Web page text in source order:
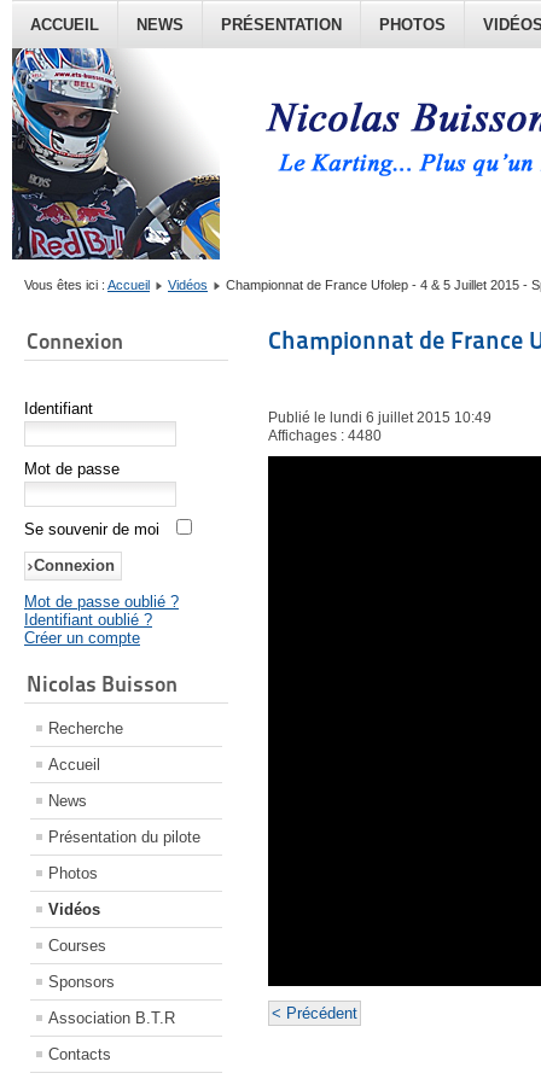
ACCUEIL NEWS PRÉSENTATION PHOTOS
Vous êtes ici : Accueil Vidéos Championnat de France Ufolep - 4 & 5 Juillet 2015 -
Connexion
Identifiant
Mot de passe
Se souvenir de moi
Mot de passe oublié ?
Identifiant oublié ?
Créer un compte
Nicolas Buisson
Recherche
Accueil
News
Présentation du pilote
Photos
Vidéos
Courses
Sponsors
Association B.T.R
Contacts
Championnat de France
Publié le lundi 6 juillet 2015 10:49
Affichages : 4480
< Précédent